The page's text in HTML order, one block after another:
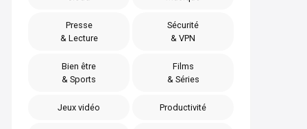
Presse
& Lecture
Sécurité
& VPN
Bien être
& Sports
Films
& Séries
Jeux vidéo Productivité